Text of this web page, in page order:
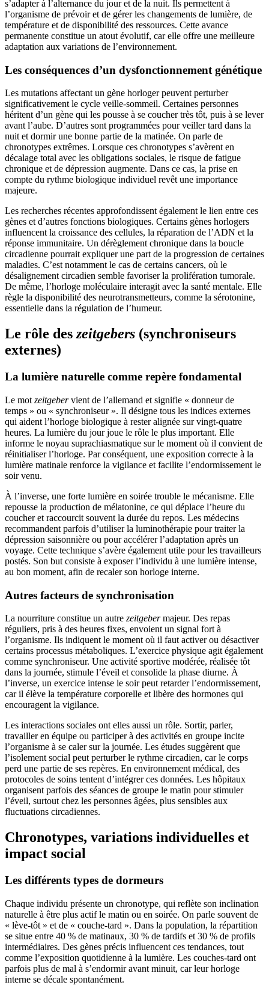
s’adapter à l’alternance du jour et de la nuit. Ils permettent à
l’organisme de prévoir et de gérer les changements de lumière, de
température et de disponibilité des ressources. Cette avance
permanente constitue un atout évolutif, car elle offre une meilleure
adaptation aux variations de l’environnement.
Les conséquences d’un dysfonctionnement génétique
Les mutations affectant un gène horloger peuvent perturber
significativement le cycle veille-sommeil. Certaines personnes
héritent d’un gène qui les pousse à se coucher très tôt, puis à se lever
avant l’aube. D’autres sont programmées pour veiller tard dans la
nuit et dormir une bonne partie de la matinée. On parle de
chronotypes extrêmes. Lorsque ces chronotypes s’avèrent en
décalage total avec les obligations sociales, le risque de fatigue
chronique et de dépression augmente. Dans ce cas, la prise en
compte du rythme biologique individuel revêt une importance
majeure.
Les recherches récentes approfondissent également le lien entre ces
gènes et d’autres fonctions biologiques. Certains gènes horlogers
influencent la croissance des cellules, la réparation de l’ADN et la
réponse immunitaire. Un dérèglement chronique dans la boucle
circadienne pourrait expliquer une part de la progression de certaines
maladies. C’est notamment le cas de certains cancers, où le
désalignement circadien semble favoriser la prolifération tumorale.
De même, l’horloge moléculaire interagit avec la santé mentale. Elle
règle la disponibilité des neurotransmetteurs, comme la sérotonine,
essentielle dans la régulation de l’humeur.
Le rôle deszeitgebers (synchroniseurs
externes)
La lumière naturelle comme repère fondamental
Le mot zeitgebervient de l’allemand et signifie « donneur de
temps » ou « synchroniseur ». Il désigne tous les indices externes
qui aident l’horloge biologique à rester alignée sur vingt-quatre
heures. La lumière du jour joue le rôle le plus important. Elle
informe le noyau suprachiasmatique sur le moment où il convient de
réinitialiser l’horloge. Par conséquent, une exposition correcte à la
lumière matinale renforce la vigilance et facilite l’endormissement le
soir venu.
À l’inverse, une forte lumière en soirée trouble le mécanisme. Elle
repousse la production de mélatonine, ce qui déplace l’heure du
coucher et raccourcit souvent la durée du repos. Les médecins
recommandent parfois d’utiliser la luminothérapie pour traiter la
dépression saisonnière ou pour accélérer l’adaptation après un
voyage. Cette technique s’avère également utile pour les travailleurs
postés. Son but consiste à exposer l’individu à une lumière intense,
au bon moment, afin de recaler son horloge interne.
Autres facteurs de synchronisation
La nourriture constitue un autre zeitgebermajeur. Des repas
réguliers, pris à des heures fixes, envoient un signal fort à
l’organisme. Ils indiquent le moment où il faut activer ou désactiver
certains processus métaboliques. L’exercice physique agit également
comme synchroniseur. Une activité sportive modérée, réalisée tôt
dans la journée, stimule l’éveil et consolide la phase diurne. À
l’inverse, un exercice intense le soir peut retarder l’endormissement,
car il élève la température corporelle et libère des hormones qui
encouragent la vigilance.
Les interactions sociales ont elles aussi un rôle. Sortir, parler,
travailler en équipe ou participer à des activités en groupe incite
l’organisme à se caler sur la journée. Les études suggèrent que
l’isolement social peut perturber le rythme circadien, car le corps
perd une partie de ses repères. En environnement médical, des
protocoles de soins tentent d’intégrer ces données. Les hôpitaux
organisent parfois des séances de groupe le matin pour stimuler
l’éveil, surtout chez les personnes âgées, plus sensibles aux
fluctuations circadiennes.
Chronotypes, variations individuelles et
impact social
Les différents types de dormeurs
Chaque individu présente un chronotype, qui reflète son inclination
naturelle à être plus actif le matin ou en soirée. On parle souvent de
« lève-tôt » et de « couche-tard ». Dans la population, la répartition
se situe entre 40 % de matinaux, 30 % de tardifs et 30 % de profils
intermédiaires. Des gènes précis influencent ces tendances, tout
comme l’exposition quotidienne à la lumière. Les couches-tard ont
parfois plus de mal à s’endormir avant minuit, car leur horloge
interne se décale spontanément.